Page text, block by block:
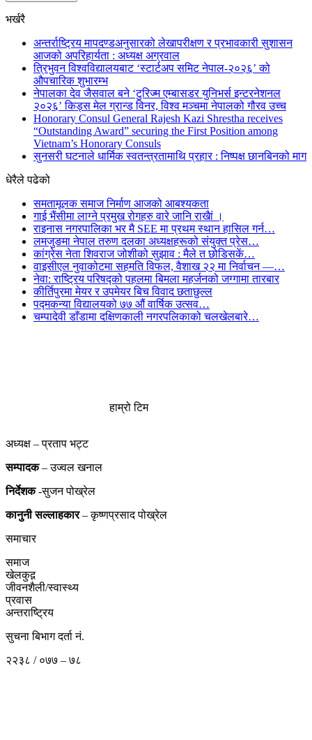
भर्खरै
अन्तर्राष्ट्रिय मापदण्डअनुसारको लेखापरीक्षण र प्रभावकारी सुशासन
आजको अपरिहार्यता : अध्यक्ष अग्रवाल
त्रिभुवन विश्वविद्यालयबाट ‘स्टार्टअप समिट नेपाल-२०२६’ को
औपचारिक शुभारम्भ
नेपालका देव जैसवाल बने ‘टुरिज्म एम्बासडर युनिभर्स इन्टरनेशनल
२०२६’ किड्स मेल ग्रान्ड विनर, विश्व मञ्चमा नेपालको गौरव उच्च
Honorary Consul General Rajesh Kazi Shrestha receives
“Outstanding Award” securing the First Position among
Vietnam’s Honorary Consuls
सुनसरी घटनाले धार्मिक स्वतन्त्रतामाथि प्रहार : निष्पक्ष छानबिनको माग
धेरैले पढेको
समतामूलक समाज निर्माण आजको आबश्यकता
गाई भैंसीमा लाग्ने प्रमुख रोगहरु वारे जानि राखैां ।
राइनास नगरपालिका भर मै SEE मा प्रथम स्थान हासिल गर्न…
लमजुङमा नेपाल तरुण दलका अध्यक्षहरूको संयुक्त प्रेस…
कांग्रेस नेता शिवराज जोशीको सुझाव : मैले त छोडिसकें…
वाइसीएल नुवाकोटमा सहमति विफल, वैशाख २२ मा निर्वाचन —…
नेवा: राष्ट्रिय परिषद्को पहलमा बिमला महर्जनको जग्गामा तारबार
कीर्तिपुरमा मेयर र उपमेयर बिच विवाद छताछुल्ल
पद्मकन्या विद्यालयको ७७ औं ‌‌वार्षिक ‌उत्सव…
चम्पादेवी डाँडामा दक्षिणकाली नगरपलिकाको चलखेलबारे…
हाम्रो टिम
अध्यक्ष – प्रताप भट्ट
सम्पादक– उज्वल खनाल
निर्देशक-सुजन पोख्रेल
कानुनी सल्लाहकार– कृष्णप्रसाद पोख्रेल
समाचार
समाज
खेलकुद़़
जीवनशैली/स्वास्थ्य
प्रवास
अन्तराष्ट्रिय
सुचना बिभाग दर्ता नं.
२२३८ / ०७७ – ७८